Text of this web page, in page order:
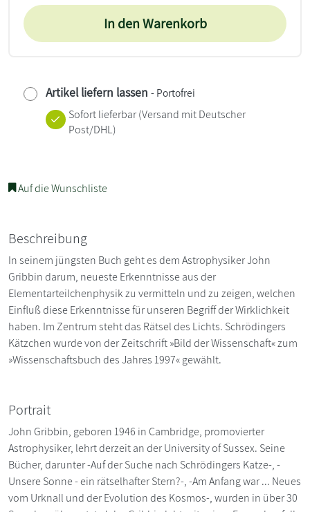
In den Warenkorb
Artikel liefern lassen - Portofrei
Sofort lieferbar(Versand mit Deutscher
Post/DHL)
Auf die Wunschliste
Beschreibung
In seinem jüngsten Buch geht es dem Astrophysiker John
Gribbin darum, neueste Erkenntnisse aus der
Elementarteilchenphysik zu vermitteln und zu zeigen, welchen
Einfluß diese Erkenntnisse für unseren Begriff der Wirklichkeit
haben. Im Zentrum steht das Rätsel des Lichts. Schrödingers
Kätzchen wurde von der Zeitschrift »Bild der Wissenschaft« zum
»Wissenschaftsbuch des Jahres 1997« gewählt.
Portrait
John Gribbin, geboren 1946 in Cambridge, promovierter
Astrophysiker, lehrt derzeit an der University of Sussex. Seine
Bücher, darunter -Auf der Suche nach Schrödingers Katze-, -
Unsere Sonne - ein rätselhafter Stern?-, -Am Anfang war ... Neues
vom Urknall und der Evolution des Kosmos-, wurden in über 30